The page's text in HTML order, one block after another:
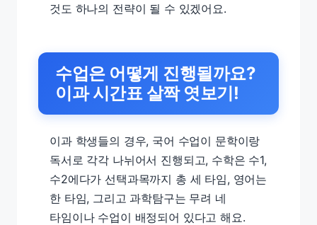
것도 하나의 전략이 될 수 있겠어요.
수업은 어떻게 진행될까요?
이과 시간표 살짝 엿보기!
이과 학생들의 경우, 국어 수업이 문학이랑
독서로 각각 나뉘어서 진행되고, 수학은 수1,
수2에다가 선택과목까지 총 세 타임, 영어는
한 타임, 그리고 과학탐구는 무려 네
타임이나 수업이 배정되어 있다고 해요.